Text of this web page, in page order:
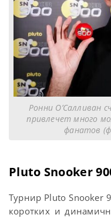
Ронни О’Салливан
привлечет много
фанатов
Pluto Snooker
Турнир Pluto Snooker
коротких и